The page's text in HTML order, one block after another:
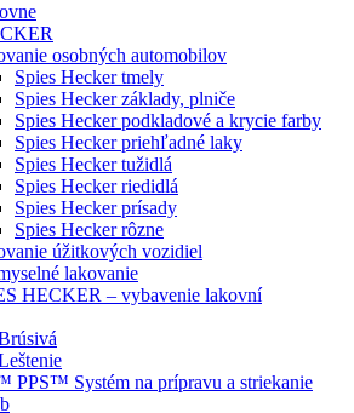
osobných automobilov
Spies Hecker tmely
Spies Hecker základy, plniče
Spies Hecker podkladové a krycie farby
Spies Hecker priehľadné laky
Spies Hecker tužidlá
Spies Hecker riedidlá
Spies Hecker prísady
Spies Hecker rôzne
úžitkových vozidiel
lakovanie
HECKER – vybavenie lakovní
PPS™ Systém na prípravu a striekanie